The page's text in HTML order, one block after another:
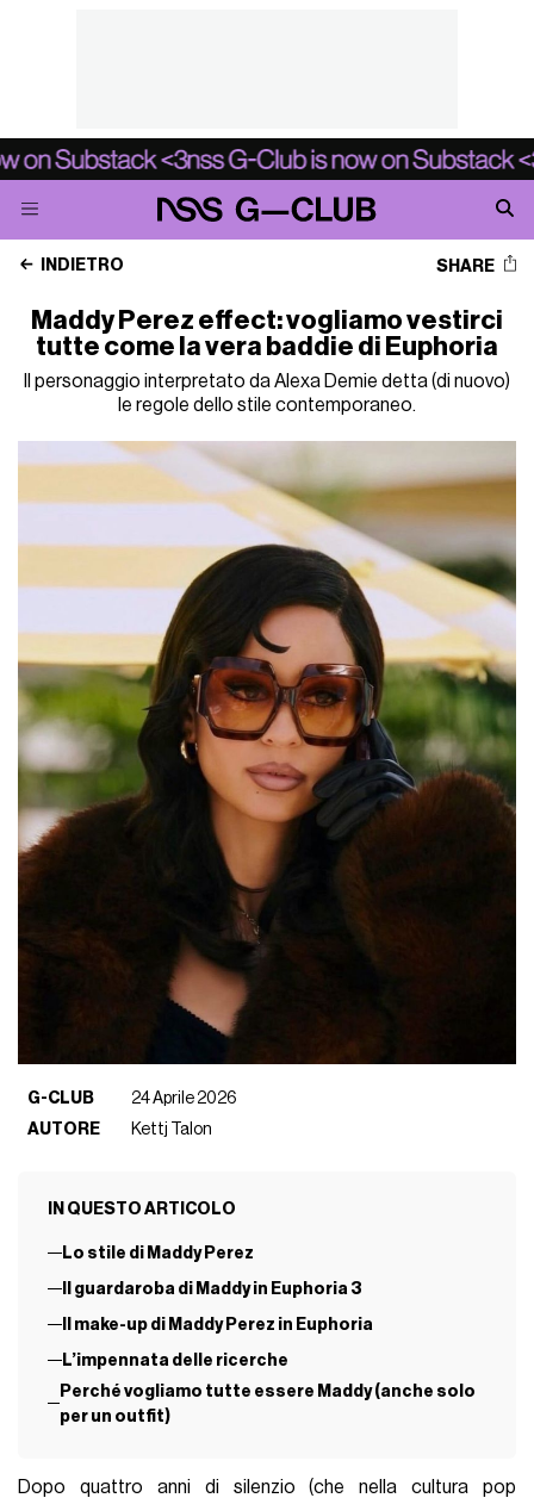
INDIETRO SHARE
Maddy Perez effect: vogliamo vestirci
tutte come la vera baddie di Euphoria
Il personaggio interpretato da Alexa Demie detta (di nuovo)
le regole dello stile contemporaneo.
G-CLUB
24 Aprile 2026
AUTORE
Kettj Talon
IN QUESTO ARTICOLO
Lo stile di Maddy Perez
Il guardaroba di Maddy in Euphoria 3
Il make-up di Maddy Perez in Euphoria
L’impennata delle ricerche
Perché vogliamo tutte essere Maddy (anche solo
per un outfit)
Dopo quattro anni di silenzio (che nella cultura pop